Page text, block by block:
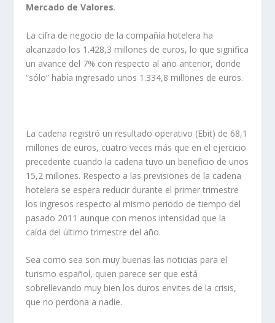
Mercado de Valores.
La cifra de negocio de la compañía hotelera ha
alcanzado los 1.428,3 millones de euros, lo que significa
un avance del 7% con respecto al año anterior, donde
“sólo” había ingresado unos 1.334,8 millones de euros.
La cadena registró un resultado operativo (Ebit) de 68,1
millones de euros, cuatro veces más que en el ejercicio
precedente cuando la cadena tuvo un beneficio de unos
15,2 millones. Respecto a las previsiones de la cadena
hotelera se espera reducir durante el primer trimestre
los ingresos respecto al mismo periodo de tiempo del
pasado 2011 aunque con menos intensidad que la
caída del último trimestre del año.
Sea como sea son muy buenas las noticias para el
turismo español, quien parece ser que está
sobrellevando muy bien los duros envites de la crisis,
que no perdona a nadie.